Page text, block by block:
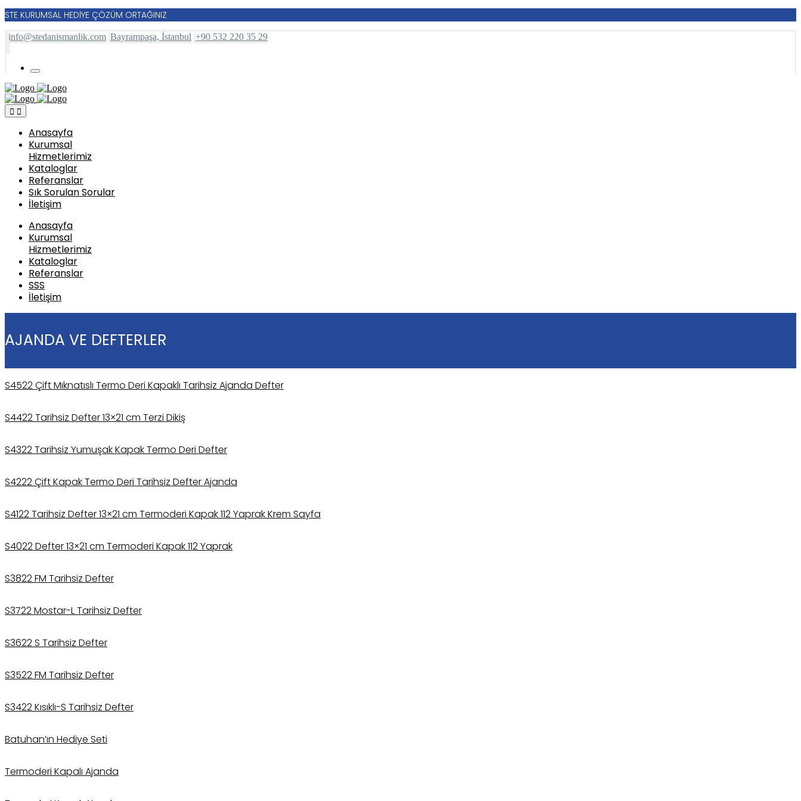
STE KURUMSAL HEDİYE ÇÖZÜM ORTAĞINIZ
info@stedanismanlik.com Bayrampaşa, İstanbul +90 532 220 35 29
Anasayfa
Kurumsal
Hizmetlerimiz
Kataloglar
Referanslar
Sık Sorulan Sorular
İletişim
Anasayfa
Kurumsal
Hizmetlerimiz
Kataloglar
Referanslar
SSS
İletişim
AJANDA VE DEFTERLER
S4522 Çift Mıknatıslı Termo Deri Kapaklı Tarihsiz Ajanda Defter
S4422 Tarihsiz Defter 13×21 cm Terzi Dikiş
S4322 Tarihsiz Yumuşak Kapak Termo Deri Defter
S4222 Çift Kapak Termo Deri Tarihsiz Defter Ajanda
S4122 Tarihsiz Defter 13×21 cm Termoderi Kapak 112 Yaprak Krem Sayfa
S4022 Defter 13×21 cm Termoderi Kapak 112 Yaprak
S3822 FM Tarihsiz Defter
S3722 Mostar-L Tarihsiz Defter
S3622 S Tarihsiz Defter
S3522 FM Tarihsiz Defter
S3422 Kısıklı-S Tarihsiz Defter
Batuhan’ın Hediye Seti
Termoderi Kapalı Ajanda